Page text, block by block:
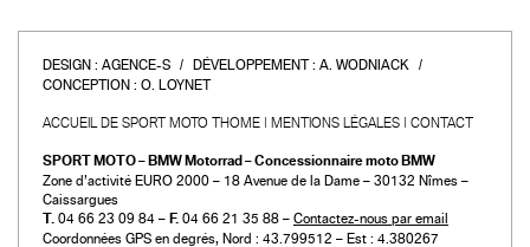
DESIGN : AGENCE-S DÉVELOPPEMENT : A. WODNIACK
CONCEPTION : O. LOYNET
ACCUEIL DE SPORT MOTO THOME MENTIONS LÉGALES CONTACT
SPORT MOTO – BMW Motorrad – Concessionnaire moto BMW
Zone d’activité EURO 2000 – 18 Avenue de la Dame – 30132 Nîmes –
Caissargues
T. 04 66 23 09 84 – F. 04 66 21 35 88 – Contactez-nous par email
Coordonnées GPS en degrés, Nord : 43.799512 – Est : 4.380267